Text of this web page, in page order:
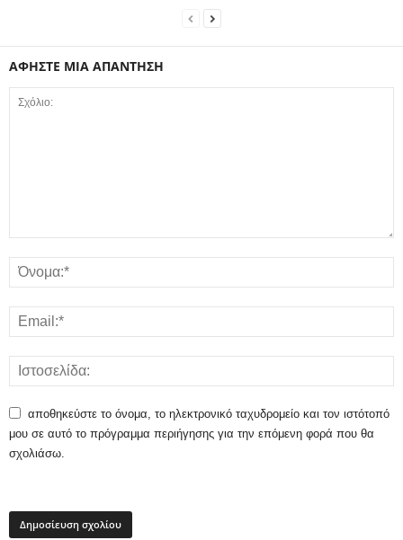
ΑΦΗΣΤΕ ΜΙΑ ΑΠΑΝΤΗΣΗ
αποθηκεύστε το όνομα, το ηλεκτρονικό ταχυδρομείο και τον ιστότοπό
μου σε αυτό το πρόγραμμα περιήγησης για την επόμενη φορά που θα
σχολιάσω.